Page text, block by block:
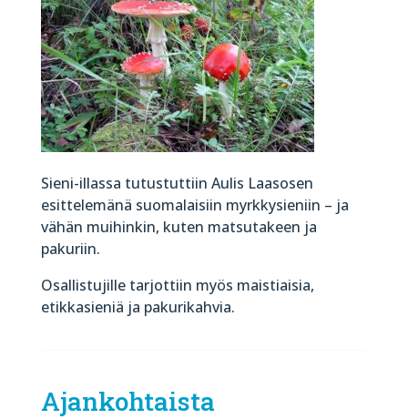
Sieni-illassa tutustuttiin Aulis Laasosen
esittelemänä suomalaisiin myrkkysieniin – ja
vähän muihinkin, kuten matsutakeen ja
pakuriin.
Osallistujille tarjottiin myös maistiaisia,
etikkasieniä ja pakurikahvia.
Ajankohtaista